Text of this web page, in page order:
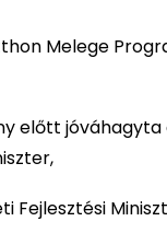
Melege
előtt
Fejlesztési